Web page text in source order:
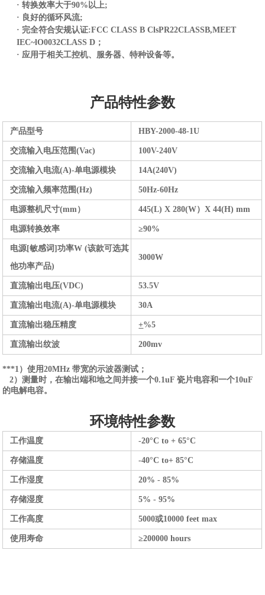
·转换效率大于90%以上;
· 良好的循环风流;
· 完全符合安规认证:FCC CLASS B ClsPR22CLASSB,MEET
IEC~lO0032CLASS D；
·应用于相关工控机、服务器、特种设备等。
产品特性参数
产品型号 HBY-2000-48-1U
交流输入电压范围(Vac) 100V-240V
交流输入电流(A)-单电源模块 14A(240V)
交流输入频率范围(Hz) 50Hz-60Hz
电源整机尺寸(mm） 445(L) X 280(W）X 44(H) mm
电源转换效率 ≥90%
电源[敏感词]功率W (该款可选其
他功率产品)
3000W
直流输出电压(VDC) 53.5V
直流输出电流(A)-单电源模块 30A
直流输出稳压精度 +%5
直流输出纹波 200mv
***1）使用20MHz 带宽的示波器测试；
2）测量时，在输出端和地之间并接一个0.1uF 瓷片电容和一个10uF
的电解电容。
环境特性参数
工作温度 -20°C to + 65°C
存储温度 -40°C to+ 85°C
工作湿度 20% - 85%
存储湿度 5% - 95%
工作高度 5000或10000 feet max
使用寿命 ≥200000 hours